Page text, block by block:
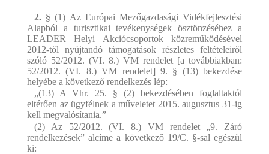
2. § (1) Az Európai Mezőgazdasági Vidékfejlesztési
Alapból a turisztikai tevékenységek ösztönzéséhez a
LEADER Helyi Akciócsoportok közreműködésével
2012-től nyújtandó támogatások részletes feltételeiről
szóló 52/2012. (VI. 8.) VM rendelet [a továbbiakban:
52/2012. (VI. 8.) VM rendelet] 9. § (13) bekezdése
helyébe a következő rendelkezés lép:
„(13) A Vhr. 25. § (2) bekezdésében foglaltaktól
eltérően az ügyfélnek a műveletet 2015. augusztus 31-ig
kell megvalósítania.”
(2) Az 52/2012. (VI. 8.) VM rendelet „9. Záró
rendelkezések” alcíme a következő 19/C. §-sal egészül
ki: